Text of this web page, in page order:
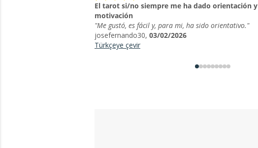
El tarot si/no siempre me ha dado orientación y
motivación
"Me gustó, es fácil y, para mi, ha sido orientativo."
josefernando30, 03/02/2026
Türkçeye çevir